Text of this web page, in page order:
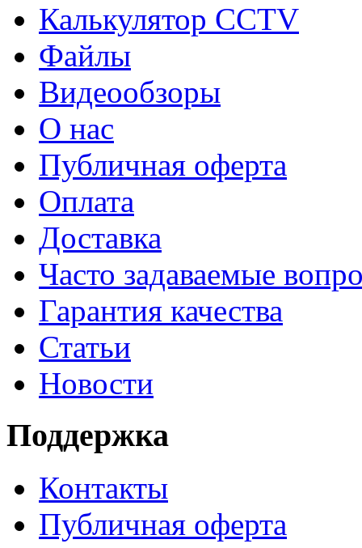
Калькулятор CCTV
Файлы
Видеообзоры
О нас
Публичная оферта
Оплата
Доставка
Часто задаваемые
Гарантия качества
Статьи
Новости
Поддержка
Контакты
Публичная оферта